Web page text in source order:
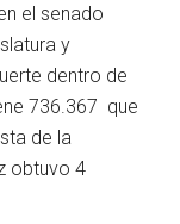
el senado
y
dentro de
736.367 que
de la
obtuvo 4